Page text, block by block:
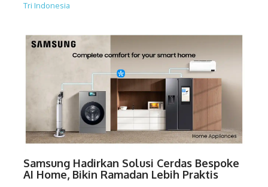
Tri Indonesia
Samsung Hadirkan Solusi Cerdas Bespoke
AI Home, Bikin Ramadan Lebih Praktis